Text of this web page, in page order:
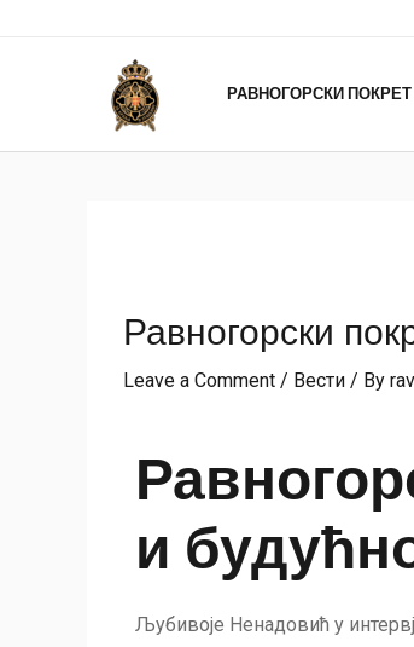
РАВНОГОРСКИ ПОКРЕТ
Равногорски
Leave a Comment / Вести / By
и
Љубивоје Ненадовић у